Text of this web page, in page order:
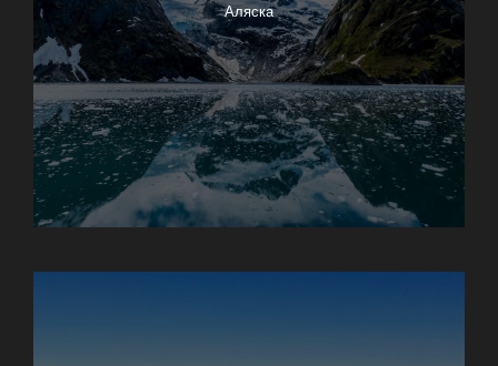
Аляска